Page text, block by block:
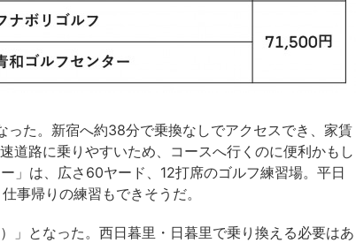
た。新宿へ約38分で乗換なしでアクセスでき、家賃
道路に乗りやすいため、コースへ行くのに便利かもし
」は、広さ60ヤード、12打席のゴルフ練習場。平日
事帰りの練習もできそうだ。
」となった。西日暮里・日暮里で乗り換える必要はあ